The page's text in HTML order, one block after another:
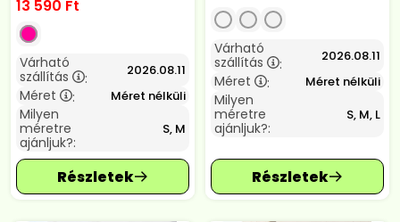
13 590 Ft
Várható
szállítás
: 2026.08.11
Méret : Méret nélküli
Milyen
méretre
ajánljuk?:
S, M
Várható
szállítás
: 2026.08.11
Méret : Méret nélküli
Milyen
méretre
ajánljuk?:
S, M, L